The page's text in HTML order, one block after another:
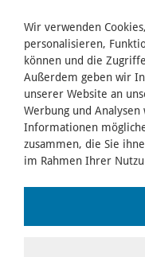
Wir verwenden
personalisieren,
können und die
Außerdem geben wir
unserer Website an
Werbung und
Informationen
zusammen, die Sie
im Rahmen Ihrer